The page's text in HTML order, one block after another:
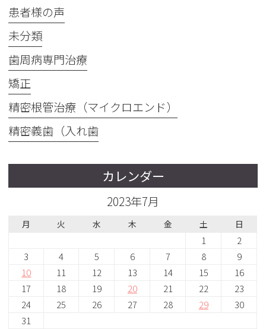
患者様の声
未分類
歯周病専門治療
矯正
精密根管治療（マイクロエンド）
精密義歯（入れ歯
カレンダー
2023年7月
月 火 水 木 金 土 日
1
2
3
4 5 6 7 8
9
10
11 12 13 14 15
16
17
18 19 20 21 22
23
24
25 26 27 28 29
30
31